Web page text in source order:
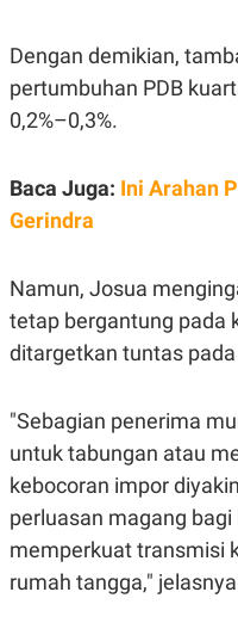
E
M
Y
S
E
.
I
A
G
N
A
N
C
E
K
I
E
A
E
M
T
E
A
E
R
A
V
R
T
I
S
Dengan demikian,
pertumbuhan PDB
0,2%–0,3%.
Baca Juga: Ini Arahan
Gerindra
Namun, Josua
tetap bergantung pada
ditargetkan tuntas
"Sebagian penerima
untuk tabungan atau
kebocoran impor
perluasan magang
memperkuat transmisi
rumah tangga,"